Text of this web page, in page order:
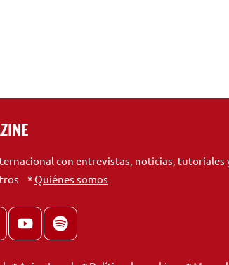
con entrevistas, noticias, tutoriales
*Quiénes somos
youtubespotify